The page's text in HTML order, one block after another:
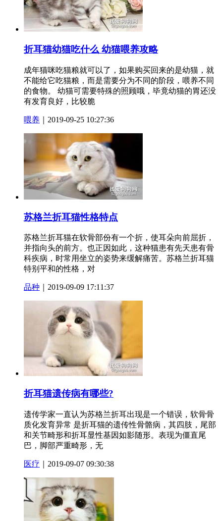
折耳猫幼猫吃什么 幼猫喂养攻略
成年猫咪吃猫粮就可以了，如果购买回来的是幼猫，就
不能给它吃猫粮，而是需要分为不同的阶段，喂养不同
的食物。 幼猫可需要特殊的照顾哦，毕竟幼猫的胃还没
有发育良好，比较脆
喂养 ｜2019-09-25 10:27:36
苏格兰折耳猫性格特点
苏格兰折耳猫在软骨部份有一个折，使耳朵向前屈折，
并指向头的前方。也正因如此，这种猫患有先天患有骨
科疾病，时常用坐立的姿势来缓解痛苦。苏格兰折耳猫
特别平和的性格，对
品种 ｜2019-09-09 17:11:37
折耳猫遗传病有哪些?
遗传学家一直认为苏格兰折耳出现是一个错误，软骨骨
质化发育异常 是折耳猫的遗传性骨骼病，其四肢，尾部
和关节畸形和折耳显性基因如影随形。表现为僵直尾
巴，脚部严重畸形，无
医疗 ｜2019-09-07 09:30:38